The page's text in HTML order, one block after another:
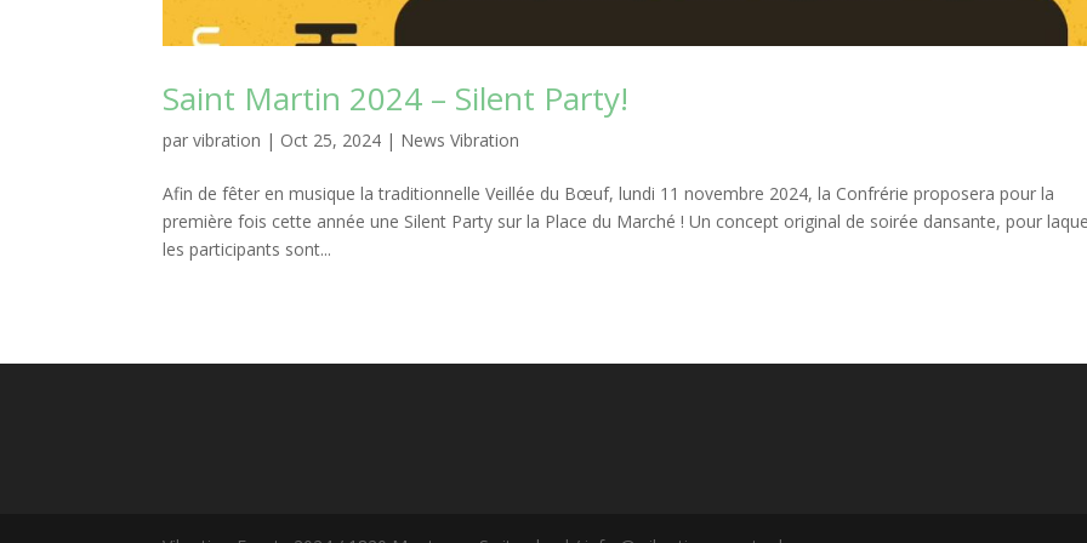
Saint Martin 2024 – Silent Party!
parvibration | Oct 25, 2024 | News Vibration
Afin de fêter en musique la traditionnelle Veillée du Bœuf, lundi 11 novembre 2024, la Confrérie proposera pour la
première fois cette année une Silent Party sur la Place du Marché ! Un concept original de soirée dansante, pour
les participants sont...